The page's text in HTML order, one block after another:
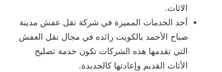
الاثاث.
أحد الخدمات المميزة في شركة نقل عفش مدينة
صباح الأحمد بالكويت رائده في مجال نقل العفش
التي تقدمها هذه الشركات تكون خدمة تصليح
الأثاث القديم وإعادتها كالجديدة.